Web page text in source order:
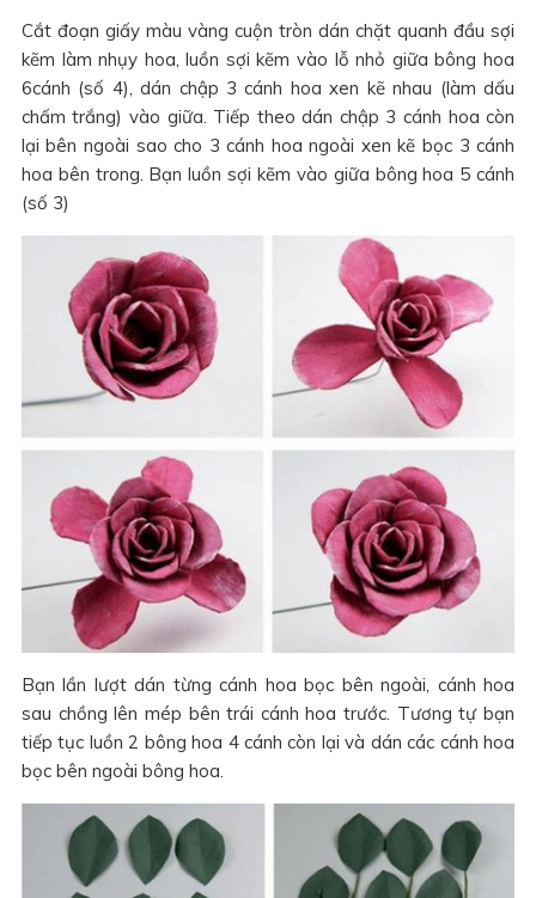
Cắt đoạn giấy màu vàng cuộn tròn dán chặt quanh đầu sợi
kẽm làm nhụy hoa, luồn sợi kẽm vào lỗ nhỏ giữa bông hoa
6cánh (số 4), dán chập 3 cánh hoa xen kẽ nhau (làm dấu
chấm trắng) vào giữa. Tiếp theo dán chập 3 cánh hoa còn
lại bên ngoài sao cho 3 cánh hoa ngoài xen kẽ bọc 3 cánh
hoa bên trong. Bạn luồn sợi kẽm vào giữa bông hoa 5 cánh
(số 3)
Bạn lần lượt dán từng cánh hoa bọc bên ngoài, cánh hoa
sau chồng lên mép bên trái cánh hoa trước. Tương tự bạn
tiếp tục luồn 2 bông hoa 4 cánh còn lại và dán các cánh hoa
bọc bên ngoài bông hoa.